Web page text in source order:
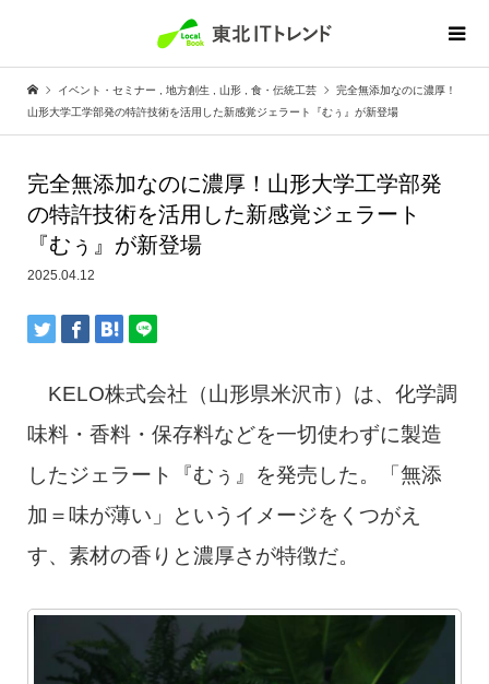
イベント・セミナー 地方創生 山形 食・伝統工芸
完全無添加なのに濃厚！
山形大学工学部発の特許技術を活用した新感覚ジェラート『むぅ』が新登場
完全無添加なのに濃厚！山形大学工学部発
の特許技術を活用した新感覚ジェラート
『むぅ』が新登場
2025.04.12
KELO株式会社（山形県米沢市）は、化学調
味料・香料・保存料などを一切使わずに製造
したジェラート『むぅ』を発売した。「無添
加＝味が薄い」というイメージをくつがえ
す、素材の香りと濃厚さが特徴だ。